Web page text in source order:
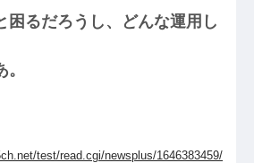
困るだろうし、どんな運用し
test/read.cgi/newsplus/1646383459/